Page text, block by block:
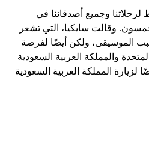
لرحلاتنا وجميع أصدقائنا في
وقالت سايكيا، التي تشعر
الموسيقى، ولكن أيضًا لفرصة
والمملكة العربية السعودية
المملكة العربية السعودية